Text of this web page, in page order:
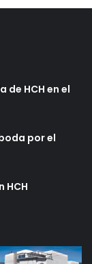
de HCH en el
por el
HCH